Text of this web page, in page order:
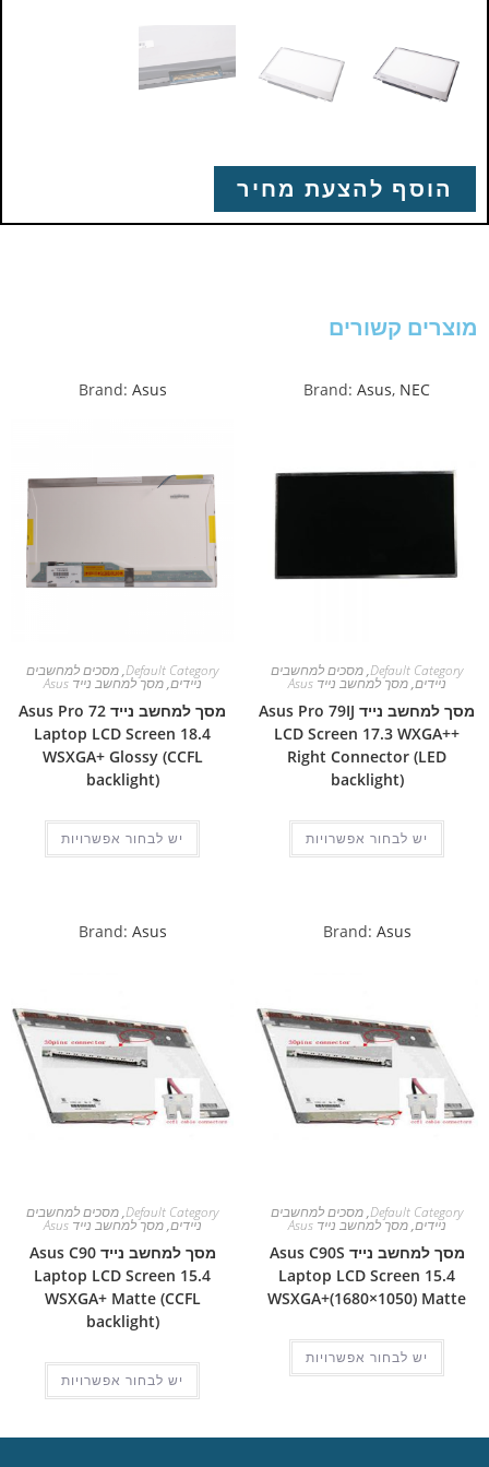
הוסף להצעת מחיר
מוצרים קשורים
Brand: Asus, NEC
Default Category
,מסכים למחשבים
ניידים,מסך למחשב נייד Asus
מסך למחשב נייד Asus Pro 79IJ
LCD Screen 17.3 WXGA++
Right Connector (LED
backlight)
יש לבחור אפשרויות
Brand: Asus
Default Category
,מסכים למחשבים
ניידים,מסך למחשב נייד Asus
מסך למחשב נייד Asus Pro 72
Laptop LCD Screen 18.4
WSXGA+ Glossy (CCFL
backlight)
יש לבחור אפשרויות
Brand: Asus
Default Category
,מסכים למחשבים
ניידים,מסך למחשב נייד Asus
מסך למחשב נייד Asus C90S
Laptop LCD Screen 15.4
WSXGA+(1680×1050) Matte
יש לבחור אפשרויות
Brand: Asus
Default Category
,מסכים למחשבים
ניידים,מסך למחשב נייד Asus
מסך למחשב נייד Asus C90
Laptop LCD Screen 15.4
WSXGA+ Matte (CCFL
backlight)
יש לבחור אפשרויות